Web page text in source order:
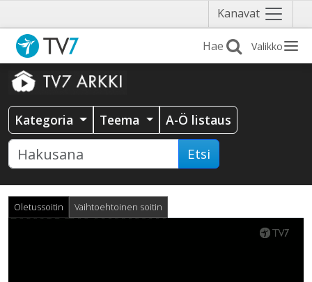
Kanavat Näytä
valikko
Valikko
Kategoria Teema A-Ö listaus
Etsi
Oletussoitin Vaihtoehtoinen soitin